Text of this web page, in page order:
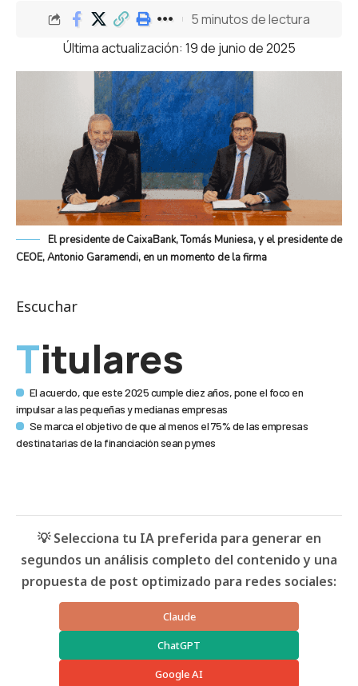
Última actualización: 19 de junio de 2025
5 minutos de lectura
El presidente de CaixaBank, Tomás Muniesa, y el presidente de
CEOE, Antonio Garamendi, en un momento de la firma
Escuchar
Titulares
El acuerdo, que este 2025 cumple diez años, pone el foco en
impulsar a las pequeñas y medianas empresas
Se marca el objetivo de que al menos el 75% de las empresas
destinatarias de la financiación sean pymes
💡 Selecciona tu IA preferida para generar en
segundos un análisis completo del contenido y una
propuesta de post optimizado para redes sociales:
Claude
ChatGPT
Google AI